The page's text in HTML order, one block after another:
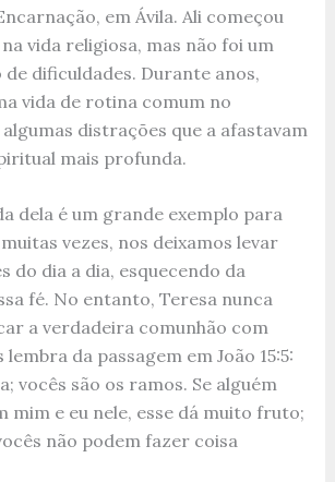
em Ávila. Ali começou
vida religiosa, mas não foi um
dificuldades. Durante anos,
vida de rotina comum no
distrações que a afastavam
mais profunda.
dela é um grande exemplo para
vezes, nos deixamos levar
do dia a dia, esquecendo da
fé. No entanto, Teresa nunca
a verdadeira comunhão com
lembra da passagem em João 15:5:
vocês são os ramos. Se alguém
mim e eu nele, esse dá muito fruto;
não podem fazer coisa